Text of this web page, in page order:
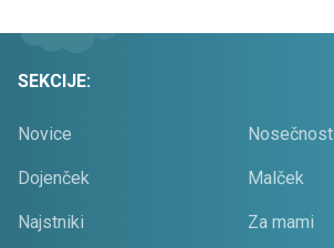
SEKCIJE:
Novice Nosečnost
Dojenček Malček
Najstniki Za mami